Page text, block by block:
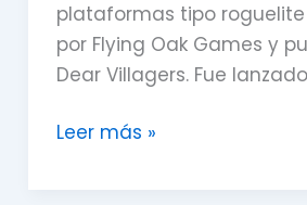
plataformas tipo
por Flying Oak Games y
Dear Villagers. Fue lanzado
Leer más »